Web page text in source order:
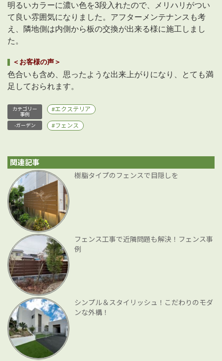
明るいカラーに濃い色を3段入れたので、メリハリがつい
て良い雰囲気になりました。アフターメンテナンスも考
え、隣地側は内側から板の交換が出来る様に施工しまし
た。
＜お客様の声＞
色合いも含め、思ったような出来上がりになり、とても満
足しておられます。
カテゴリー
事例
エクステリア
-ガーデン フェンス
関連記事
樹脂タイプのフェンスで目隠しを
フェンス工事で近隣問題も解決！フェンス事
例
シンプル＆スタイリッシュ！こだわりのモダ
ンな外構！